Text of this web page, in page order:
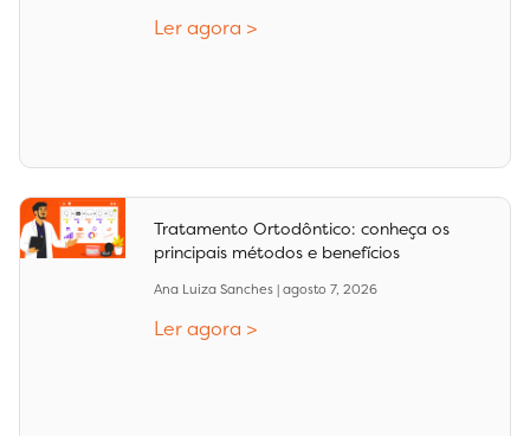
Ler agora >
Tratamento Ortodôntico: conheça os
principais métodos e benefícios
Ana Luiza Sanches agosto 7, 2026
Ler agora >